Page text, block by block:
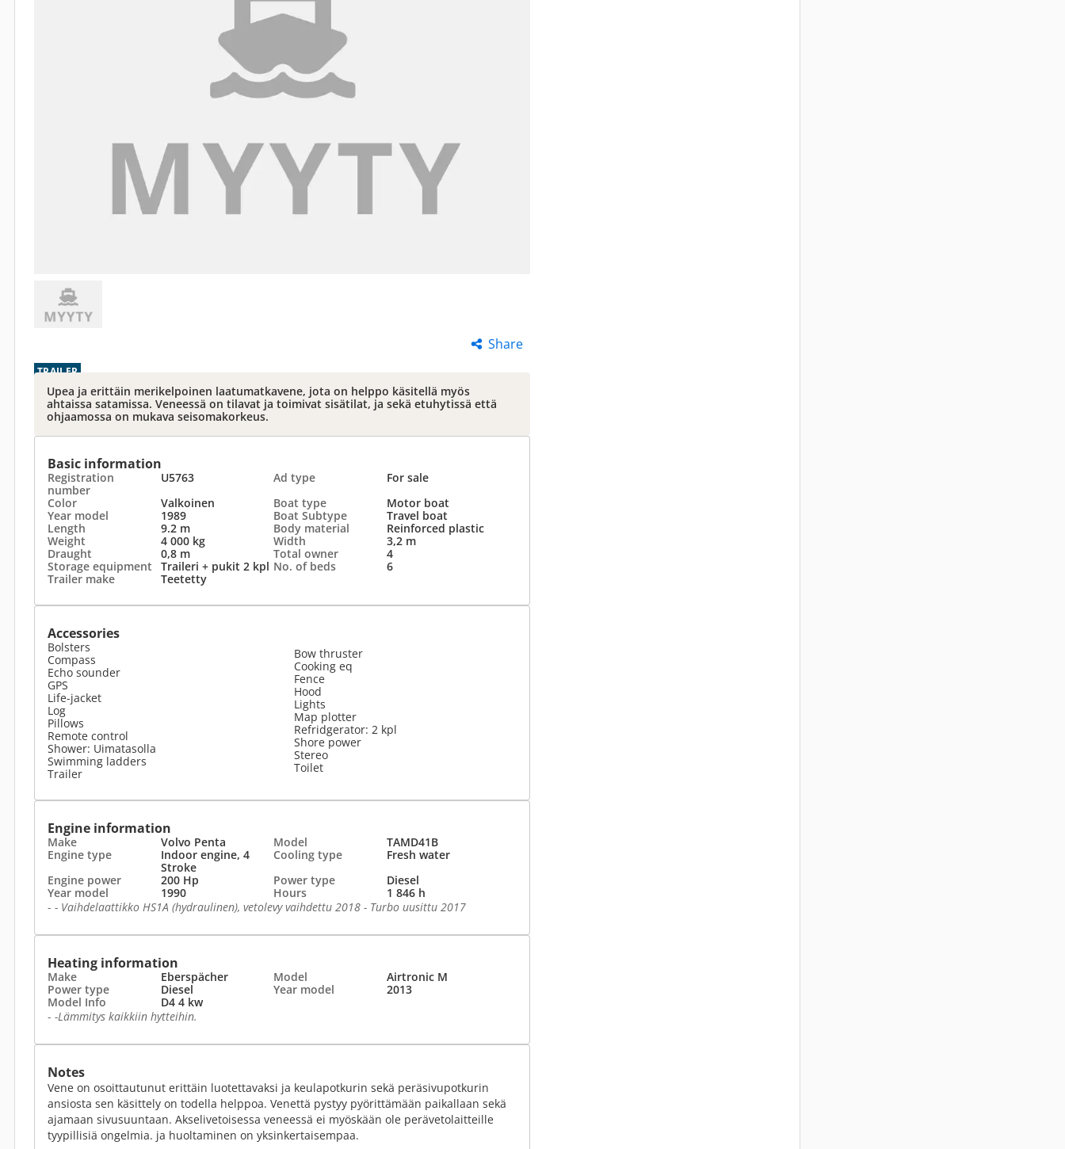
Share
TRAILER
Upea ja erittäin merikelpoinen laatumatkavene, jota on helppo käsitellä myös
ahtaissa satamissa. Veneessä on tilavat ja toimivat sisätilat, ja sekä etuhytissä että
ohjaamossa on mukava seisomakorkeus.
Basic information
Registration
number
U5763 Ad type
For sale
Color
Valkoinen Boat type
Motor boat
Year model
1989 Boat Subtype
Travel boat
Length
9.2 m Body material
Reinforced plastic
Weight
4 000 kg Width
3,2 m
Draught
0,8 m Total owner
4
Storage equipment
Traileri + pukit 2 kpl No. of beds
6
Trailer make
Teetetty
Accessories
Bolsters
Compass
Echo sounder
GPS
Life-jacket
Log
Pillows
Remote control
Shower: Uimatasolla
Swimming ladders
Trailer
Bow thruster
Cooking eq
Fence
Hood
Lights
Map plotter
Refridgerator: 2 kpl
Shore power
Stereo
Toilet
Engine information
Make Volvo Penta Model
TAMD41B
Engine type
Indoor engine, 4
Stroke
Cooling type
Fresh water
Engine power
200 Hp Power type
Diesel
Year model
1990 Hours
1 846 h
- - Vaihdelaattikko HS1A (hydraulinen), vetolevy vaihdettu 2018 - Turbo uusittu 2017
Heating information
Make Eberspächer Model
Airtronic M
Power type
Diesel Year model
2013
Model Info
D4 4 kw
- -Lämmitys kaikkiin hytteihin.
Notes
Vene on osoittautunut erittäin luotettavaksi ja keulapotkurin sekä peräsivupotkurin
ansiosta sen käsittely on todella helppoa. Venettä pystyy pyörittämään paikallaan sekä
ajamaan sivusuuntaan. Akselivetoisessa veneessä ei myöskään ole perävetolaitteille
tyypillisiä ongelmia. ja huoltaminen on yksinkertaisempaa.